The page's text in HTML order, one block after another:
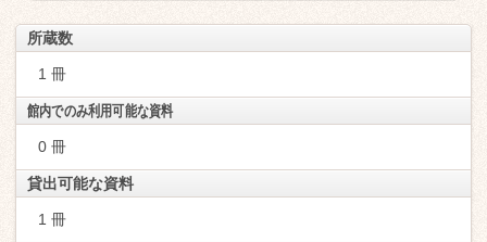
所蔵数
1 冊
館内でのみ利用可能な資料
0 冊
貸出可能な資料
1 冊